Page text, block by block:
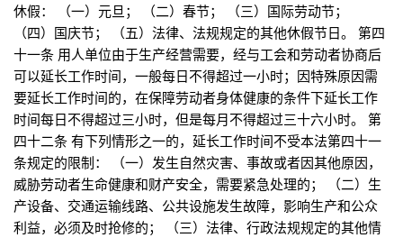
休假： （一）元旦； （二）春节； （三）国际劳动节；
（四）国庆节； （五）法律、法规规定的其他休假节日。 第四
十一条 用人单位由于生产经营需要，经与工会和劳动者协商后
可以延长工作时间，一般每日不得超过一小时；因特殊原因需
要延长工作时间的，在保障劳动者身体健康的条件下延长工作
时间每日不得超过三小时，但是每月不得超过三十六小时。 第
四十二条 有下列情形之一的，延长工作时间不受本法第四十一
条规定的限制： （一）发生自然灾害、事故或者因其他原因，
威胁劳动者生命健康和财产安全，需要紧急处理的； （二）生
产设备、交通运输线路、公共设施发生故障，影响生产和公众
利益，必须及时抢修的； （三）法律、行政法规规定的其他情